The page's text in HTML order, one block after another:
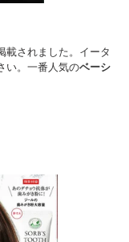
載されました。イータ
い。一番人気のベーシ